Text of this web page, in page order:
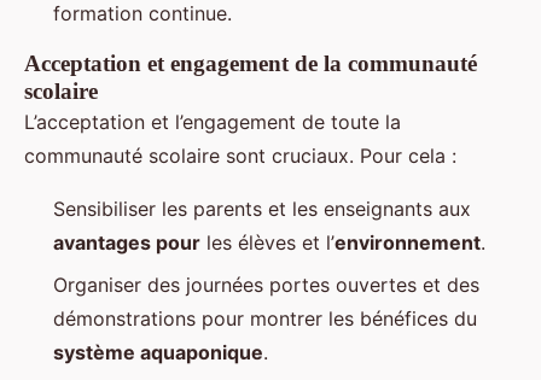
formation continue.
Acceptation et engagement de la communauté
scolaire
L’acceptation et l’engagement de toute la
communauté scolaire sont cruciaux. Pour cela :
Sensibiliser les parents et les enseignants aux
avantages pour les élèves et l’environnement.
Organiser des journées portes ouvertes et des
démonstrations pour montrer les bénéfices du
système aquaponique.